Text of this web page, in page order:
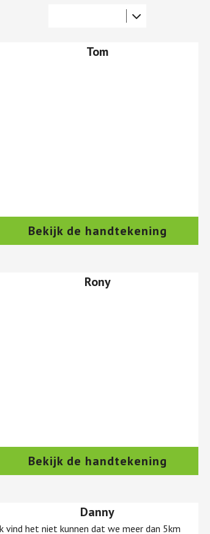
Tom
Bekijk de handtekening
Rony
Bekijk de handtekening
Danny
vind het niet kunnen dat we meer dan 5km